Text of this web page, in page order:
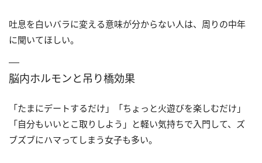
吐息を白いバラに変える意味が分からない人は、周りの中年
に聞いてほしい。
脳内ホルモンと吊り橋効果
「たまにデートするだけ」「ちょっと火遊びを楽しむだけ」
「自分もいいとこ取りしよう」と軽い気持ちで入門して、ズ
ブズブにハマってしまう女子も多い。